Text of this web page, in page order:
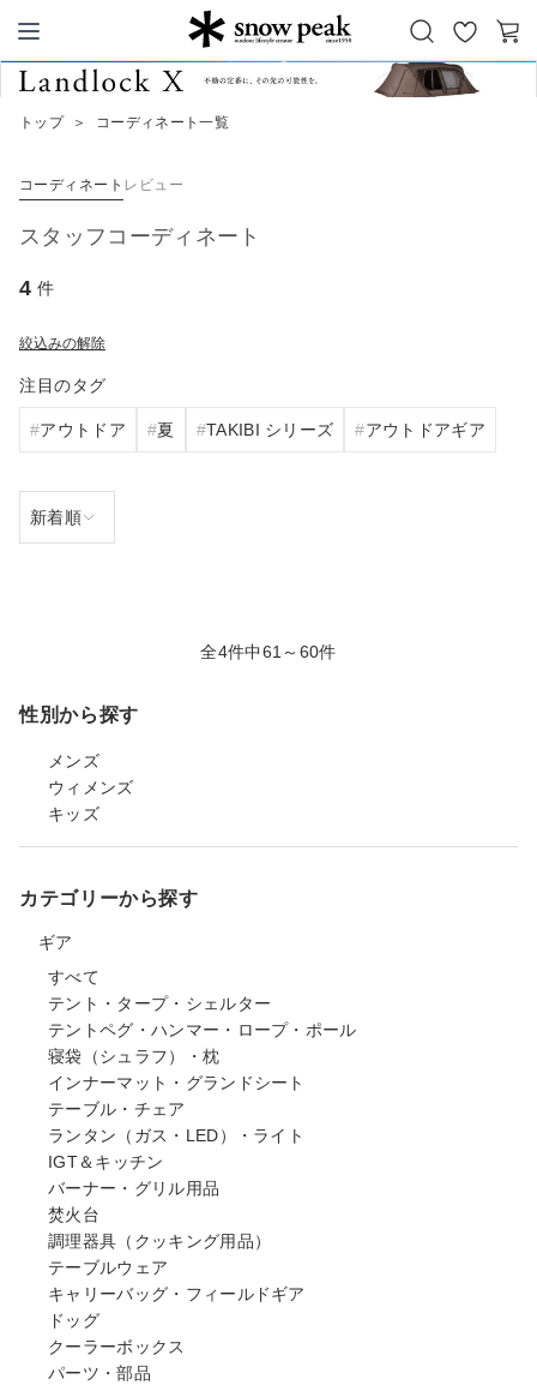
Snow Peak
お
気
カ
トップ ＞ コーディネート一覧
コーディネート レビュー
スタッフコーディネート
4 件
絞込みの解除
注目のタグ
アウトドア 夏 TAKIBI シリーズ アウトドアギア
全4件中61～60件
性別から探す
メンズ
ウィメンズ
キッズ
カテゴリーから探す
ギア
すべて
テント・タープ・シェルター
テントペグ・ハンマー・ロープ・ポール
寝袋（シュラフ）・枕
インナーマット・グランドシート
テーブル・チェア
ランタン（ガス・LED）・ライト
IGT＆キッチン
バーナー・グリル用品
焚火台
調理器具（クッキング用品）
テーブルウェア
キャリーバッグ・フィールドギア
ドッグ
クーラーボックス
パーツ・部品